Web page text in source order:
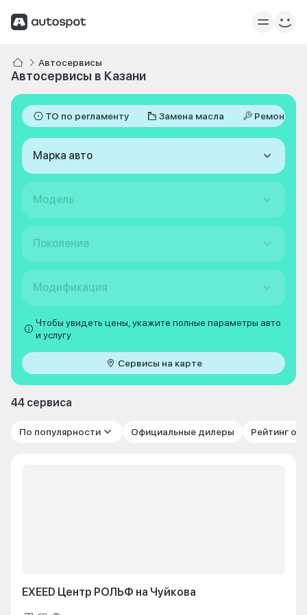
Автосервисы
Автосервисы в Казани
ТО по регламенту Замена масла Ремонт
Марка авто
Модель
Поколение
Модификация
Чтобы увидеть цены, укажите полные параметры авто
и услугу
Сервисы на карте
44 сервиса
По популярности Официальные дилеры Рейтинг
EXEED Центр РОЛЬФ на Чуйкова